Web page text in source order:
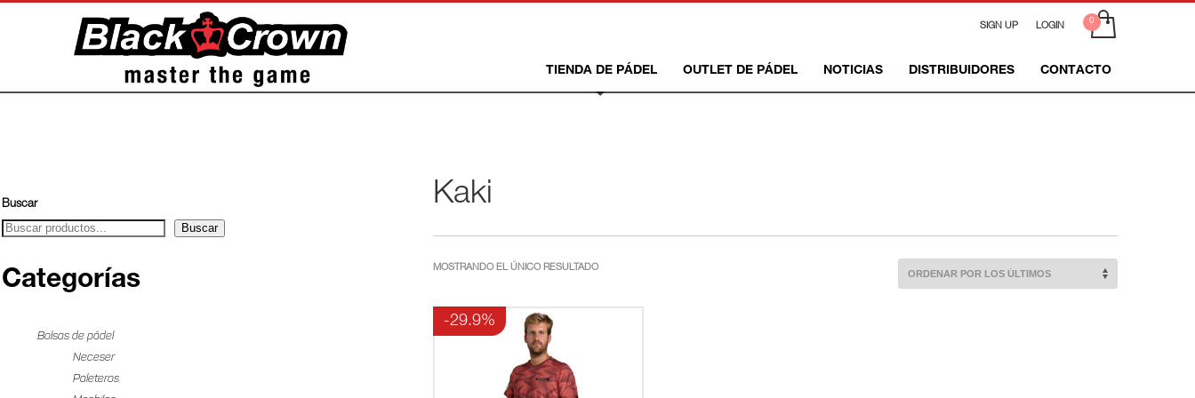
SIGN UP LOGIN
TIENDA DE PÁDEL OUTLET DE PÁDEL NOTICIAS DISTRIBUIDORES CONTACTO
Kaki
MOSTRANDO EL ÚNICO RESULTADO
-29.9%
Buscar
Buscar
Categorías
Bolsas de pádel
Neceser
Paleteros